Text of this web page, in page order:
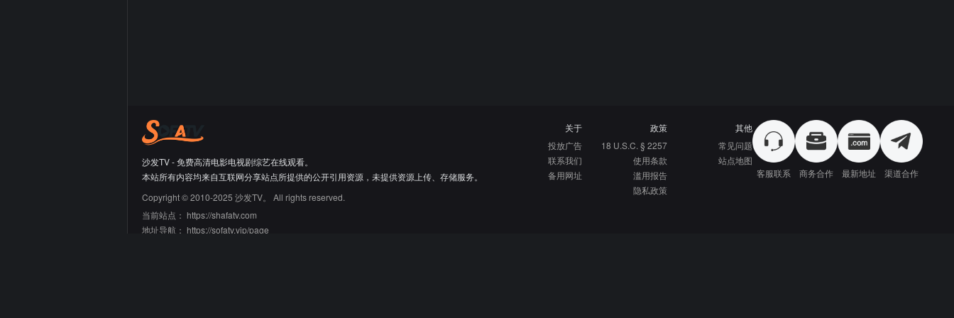
沙发TV - 免费高清电影电视剧综艺在线观看。
本站所有内容均来自互联网分享站点所提供的公开引用资源，未提供资源上传、存储服务。
Copyright © 2010-2025 沙发TV。 All rights reserved.
当前站点： https://shafatv.com
地址导航： https://sofatv.vip/page
关于
投放广告
联系我们
备用网址
政策
18 U.S.C. § 2257
使用条款
滥用报告
隐私政策
其他
常见问题
站点地图
客服联系
商务合作 最新地址 渠道合作